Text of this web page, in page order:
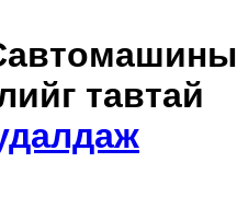
автомашины
тавтай